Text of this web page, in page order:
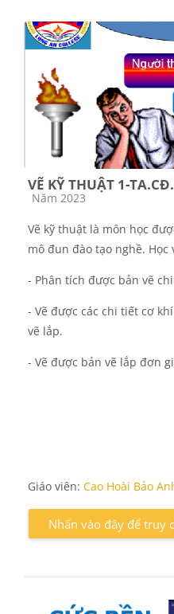
VẼ KỸ THUẬT 1-
Các loại khóa học
Năm 2023
Vẽ kỹ thuật là môn học
mô đun đào tạo nghề.
- Phân tích được bản vẽ
- Vẽ được các chi tiết cơ
vẽ lắp.
- Vẽ được bản vẽ lắp đơn
Giáo viên: Cao Hoài Bảo
Nhấn vào đây để truy